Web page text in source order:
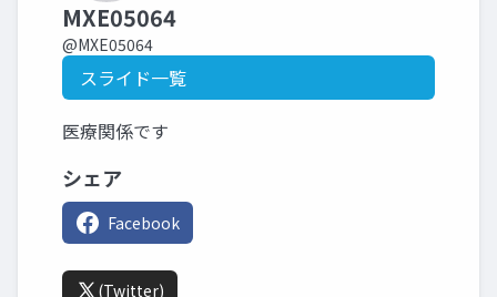
MXE05064
@MXE05064
スライド一覧
医療関係です
シェア
Facebook
(Twitter)